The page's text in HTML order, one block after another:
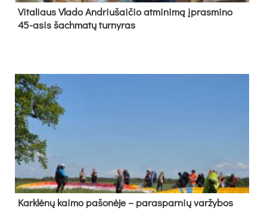
Vi­ta­liaus Vla­do And­riu­šai­čio at­mi­ni­mą įpras­mi­no
45-asis šach­ma­tų tur­ny­ras
Kark­lė­nų kai­mo pa­šo­nė­je – pa­ras­par­nių var­žy­bos